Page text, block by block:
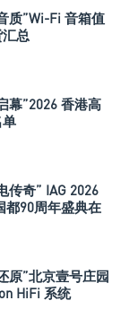
质”Wi-Fi 音箱值
总
幕”2026 香港高
单
传奇” IAG 2026
都90周年盛典在
原”北京壹号庄园
HiFi 系统